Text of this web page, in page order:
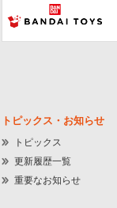
トピックス・お知らせ
トピックス
更新履歴一覧
重要なお知らせ